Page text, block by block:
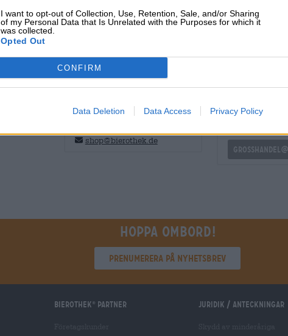
I want to opt-out of Collection, Use, Retention, Sale, and/or Sharing
of my Personal Data that Is Unrelated with the Purposes for which it
was collected.
Opted Out
CONFIRM
Data Deletion Data Access Privacy Policy
hint av halm och kryddig humle. Noter av nyklippt
underbart. Den rena, starka bitterheten ger ölet
koldioxid låter aromerna dansa på tungan och ger
Har du frågor om denna öl? Vi
shop@bierothek.de
Vill du köpa
Hoppa ombord!
Prenumerera på nyhetsbrev
Bierothek partner Juridik / Anteckningar